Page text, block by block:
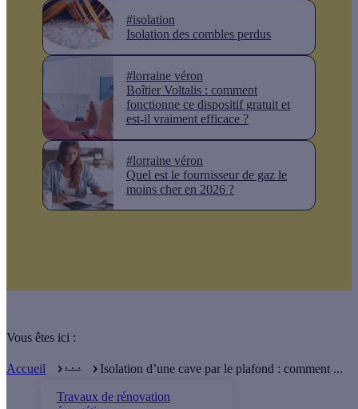
#isolation
Isolation des combles perdus
#lorraine véron
Boîtier Voltalis : comment
fonctionne ce dispositif gratuit et
est-il vraiment efficace ?
#lorraine véron
Quel est le fournisseur de gaz le
moins cher en 2026 ?
Vous êtes ici :
Accueil . . .
Travaux de rénovation
Isolation d’une cave par le plafond : comment ...